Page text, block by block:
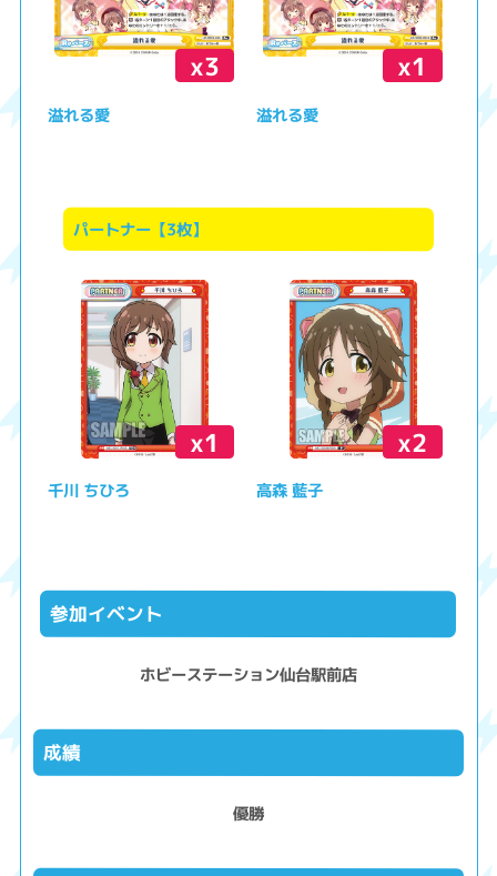
x3
溢れる愛
x1
溢れる愛
パートナー【3枚】
x1
千川 ちひろ
x2
高森 藍子
参加イベント
ホビーステーション仙台駅前店
成績
優勝